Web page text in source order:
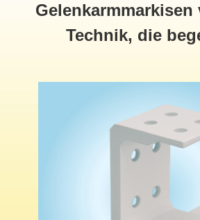
Gelenkarmmarkisen
Technik, die